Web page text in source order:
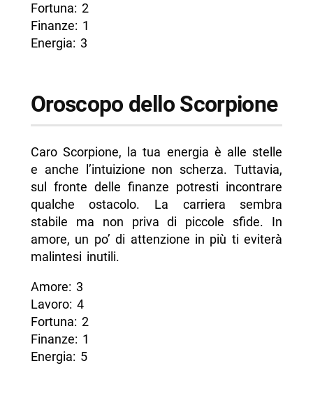
Fortuna: 2
Finanze: 1
Energia: 3
Oroscopo dello Scorpione
Caro Scorpione, la tua energia è alle stelle
e anche l’intuizione non scherza. Tuttavia,
sul fronte delle finanze potresti incontrare
qualche ostacolo. La carriera sembra
stabile ma non priva di piccole sfide. In
amore, un po’ di attenzione in più ti eviterà
malintesi inutili.
Amore: 3
Lavoro: 4
Fortuna: 2
Finanze: 1
Energia: 5